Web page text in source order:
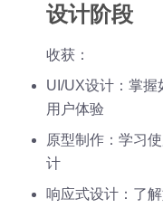
设计阶段
收获：
UI/UX设计：掌握
用户体验
原型制作：学习
计
响应式设计：了